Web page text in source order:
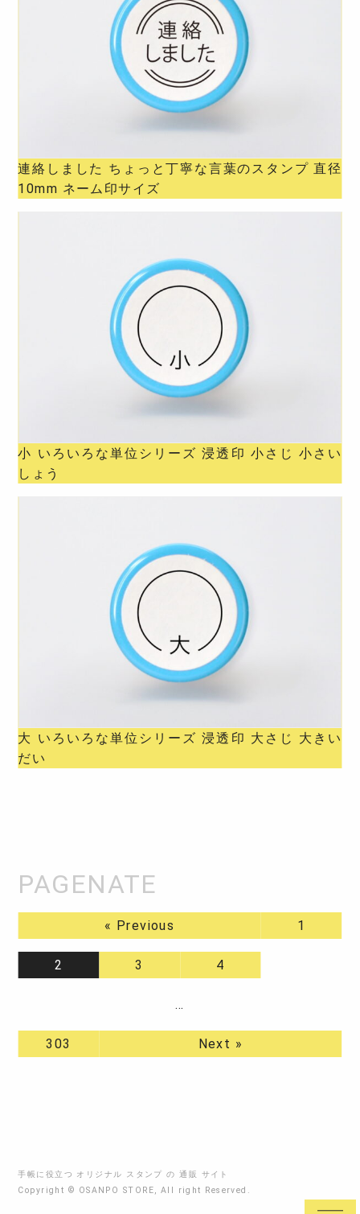
連絡しました ちょっと丁寧な言葉のスタンプ 直径
10mm ネーム印サイズ
小 いろいろな単位シリーズ 浸透印 小さじ 小さい
しょう
大 いろいろな単位シリーズ 浸透印 大さじ 大きい
だい
« Previous 1
2 3 4
…
303 Next »
手帳に役立つ オリジナル スタンプ の 通販 サイト
Copyright © OSANPO STORE, All right Reserved.